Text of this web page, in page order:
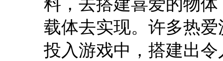
料，去搭建喜爱的物
载体去实现。许多热
投入游戏中，搭建出